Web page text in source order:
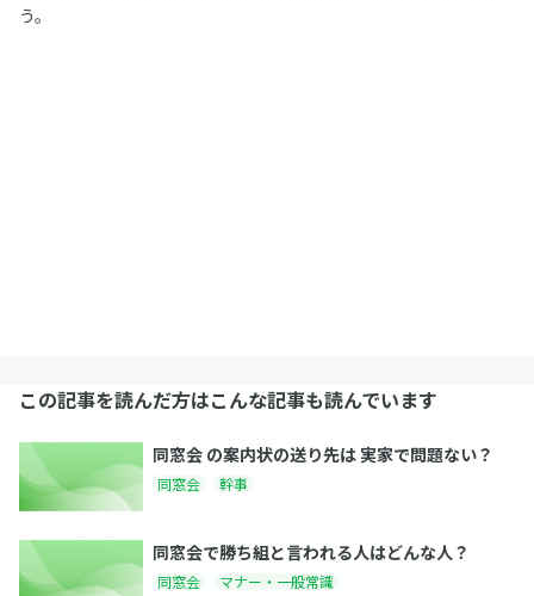
う。
この記事を読んだ方はこんな記事も読んでいます
同窓会 の案内状の送り先は 実家で問題ない？
同窓会 幹事
同窓会で勝ち組と言われる人はどんな人？
同窓会 マナー・一般常識